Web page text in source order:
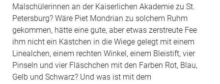
Malschülerinnen an der Kaiserlichen Akademie zu St.
Petersburg? Wäre Piet Mondrian zu solchem Ruhm
gekommen, hätte eine gute, aber etwas zerstreute Fee
ihm nicht ein Kästchen in die Wiege gelegt mit einem
Linealchen, einem rechten Winkel, einem Bleistift, vier
Pinseln und vier Fläschchen mit den Farben Rot, Blau,
Gelb und Schwarz? Und was ist mit dem